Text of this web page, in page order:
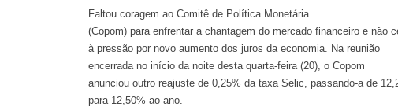
Faltou coragem ao Comitê de Política Monetária
(Copom) para enfrentar a chantagem do mercado financeiro e não
à pressão por novo aumento dos juros da economia. Na reunião
encerrada no início da noite desta quarta-feira (20), o Copom
anunciou outro reajuste de 0,25% da taxa Selic, passando-a de
para 12,50% ao ano.